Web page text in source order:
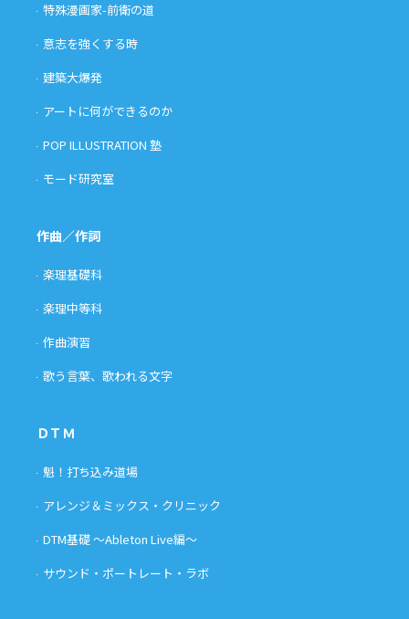
特殊漫画家-前衛の道
意志を強くする時
建築大爆発
アートに何ができるのか
POP ILLUSTRATION 塾
モード研究室
作曲／作詞
楽理基礎科
楽理中等科
作曲演習
歌う言葉、歌われる文字
ＤＴＭ
魁！打ち込み道場
アレンジ＆ミックス・クリニック
DTM基礎 〜Ableton Live編〜
サウンド・ポートレート・ラボ